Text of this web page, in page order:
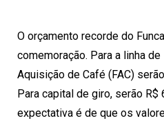
O orçamento recorde do
comemoração. Para a linha
Aquisição de Café (FAC)
Para capital de giro, serão R$
expectativa é de que os